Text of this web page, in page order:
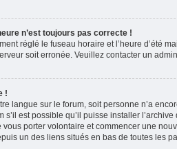
n’est toujours pas correcte !
réglé le fuseau horaire et l’heure d’été
soit erronée. Veuillez contacter un
!
langue sur le forum, soit personne n’a
est possible qu’il puisse installer
porter volontaire et commencer une
un des liens situés en bas de toutes les